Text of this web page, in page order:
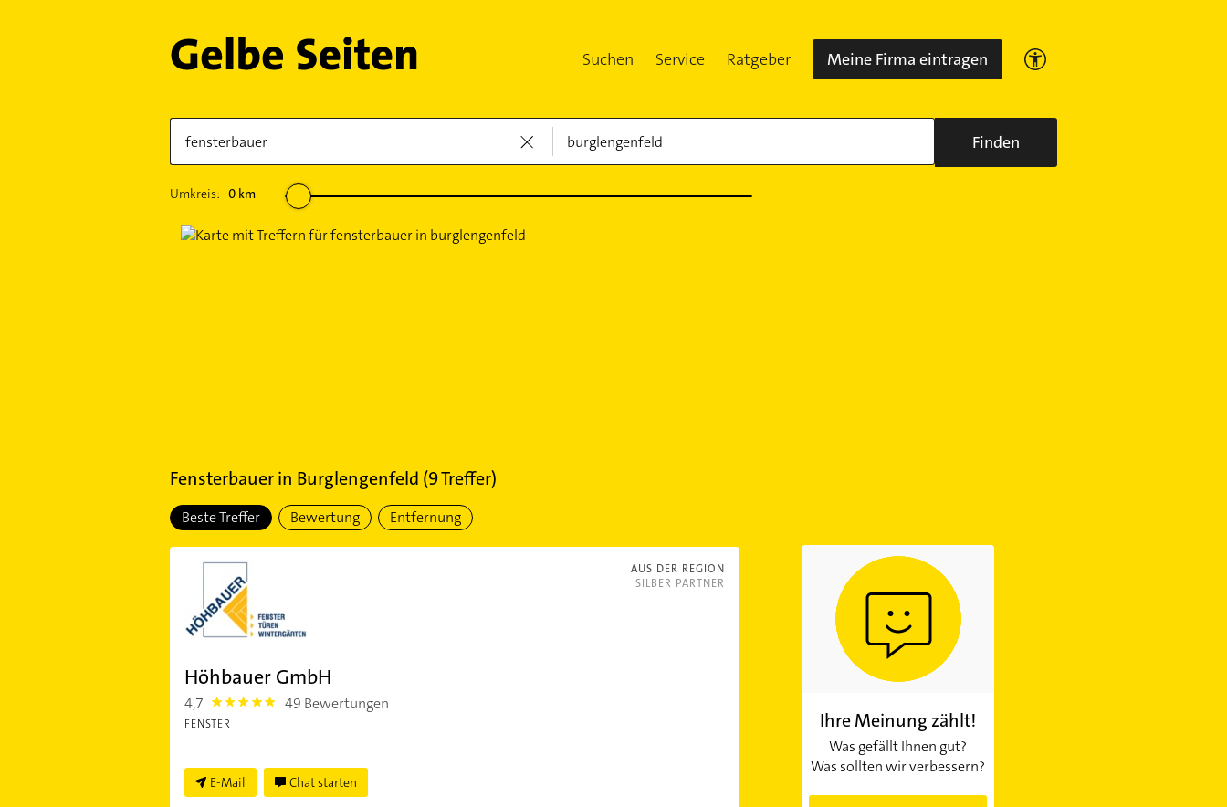
Suchen Service Ratgeber Meine Firma eintragen
Finden
Umkreis: 0km
Fensterbauerin Burglengenfeld (9Treffer)
Beste Treffer Bewertung Entfernung
AUS DER REGION
SILBER PARTNER
Höhbauer GmbH
4,7 4.7000003 49 Bewertungen
FENSTER
E-Mail Chat starten
Ihre Meinung zählt!
Was gefällt Ihnen gut?
Was sollten wir verbessern?